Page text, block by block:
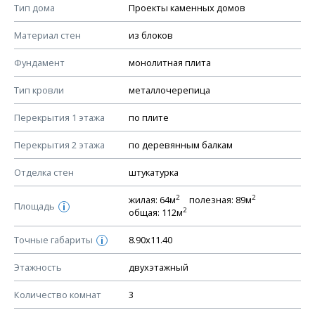
Тип дома Проекты каменных домов
Материал стен из блоков
Фундамент монолитная плита
Тип кровли металлочерепица
Перекрытия 1 этажа по плите
Перекрытия 2 этажа по деревянным балкам
Отделка стен штукатурка
Площадь i
жилая: 64м2 полезная: 89м2
общая: 112м2
Точные габариты i 8.90х11.40
Этажность двухэтажный
Количество комнат 3
Смотрите советы по выбору материала в нашем
КОНСТРУКТИВНЫЕ РЕШЕНИЯ (КР)
Ведомость рабочих чертежей основного комплекта КР
План фундамента
Устройство фундамента, спецификация материалов
Планы перекрытий этажей, спецификация элементов
Устройство перекрытий
Устройство стен
Спецификация материалов стен
Схема расположения лаг чердака (если есть)
Схема расположения элементов стропил
Спецификация элементов стропил
Устройство стропильной системы
Узлы устройства кровли